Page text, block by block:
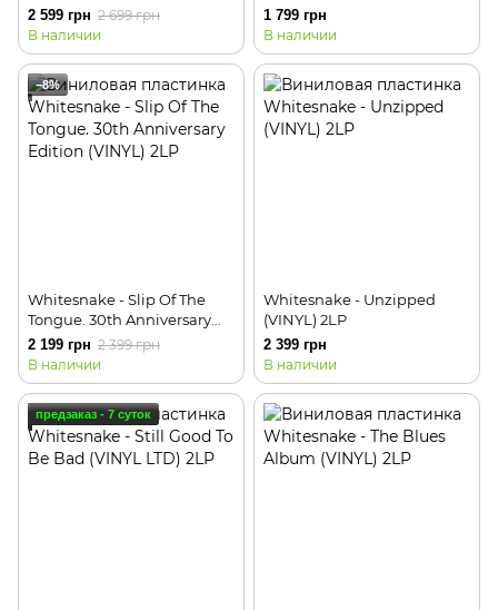
2 599 грн 2 699 грн
В наличии
1 799 грн
В наличии
−8%
Whitesnake - Slip Of The
Tongue. 30th Anniversary
Edition (VINYL) 2LP
2 199 грн 2 399 грн
В наличии
Whitesnake - Unzipped
(VINYL) 2LP
2 399 грн
В наличии
предзаказ - 7 суток